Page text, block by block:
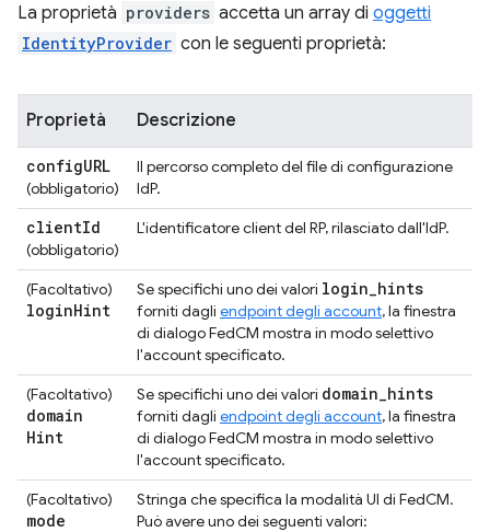
La proprietà providers accetta un array di oggetti
IdentityProvider con le seguenti proprietà:
Proprietà Descrizione
configURL
(obbligatorio)
Il percorso completo del file di configurazione
IdP.
clientId
(obbligatorio)
L'identificatore client del RP, rilasciato dall'IdP.
(Facoltativo)
loginHint
Se specifichi uno dei valori login hints
forniti dagli endpoint degli account, la finestra
di dialogo FedCM mostra in modo selettivo
l'account specificato.
(Facoltativo)
domain
Hint
Se specifichi uno dei valori domain hints
forniti dagli endpoint degli account, la finestra
di dialogo FedCM mostra in modo selettivo
l'account specificato.
(Facoltativo)
mode
Stringa che specifica la modalità UI di FedCM.
Può avere uno dei seguenti valori: